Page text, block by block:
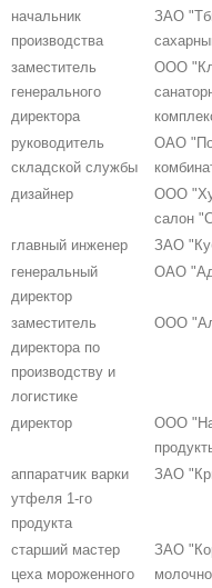
начальник
производства
ЗАО
заместитель
генерального
директора
ООО
руководитель
складской службы
ОАО
дизайнер
ООО
салон
главный инженер
ЗАО
генеральный
директор
ОАО
заместитель
директора по
производству и
логистике
ООО
директор
ООО
аппаратчик варки
утфеля 1-го
продукта
ЗАО
старший мастер
цеха мороженного
ЗАО